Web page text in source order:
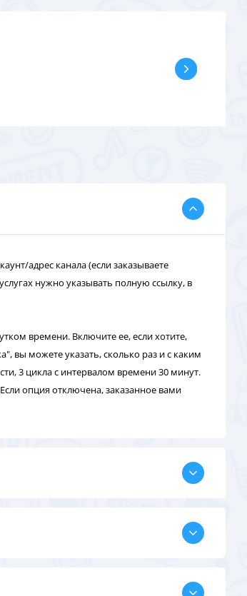
адрес канала (если заказываете
нужно указывать полную ссылку, в
времени. Включите ее, если хотите,
вы можете указать, сколько раз и с каким
3 цикла с интервалом времени 30 минут.
опция отключена, заказанное вами